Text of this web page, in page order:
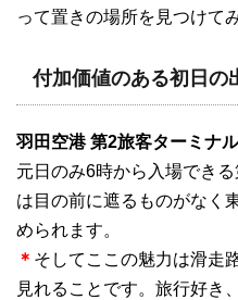
って置きの場所を見つけて
付加価値のある初日の
羽田空港 第2旅客ターミナ
元日のみ6時から入場でき
は目の前に遮るものがなく
められます。
＊ そしてここの魅力は滑走
見れることです。旅行好き